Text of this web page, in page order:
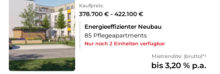
Kaufpreis:
378.700 € - 422.100 €
Energieeffizienter Neubau
85 Pflegeapartments
Nur noch 2 Einheiten verfügbar
Mietrendite: (brutto)*¹
bis 3,20 % p.a.